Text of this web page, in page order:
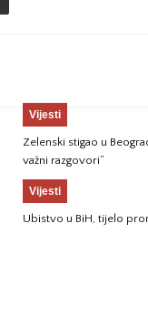
Vijesti
Zelenski stigao u
važni razgovori”
Vijesti
Ubistvo u BiH, tijelo